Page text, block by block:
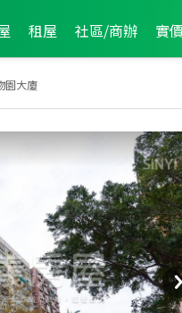
租屋 社區/商辦 實
園大廈